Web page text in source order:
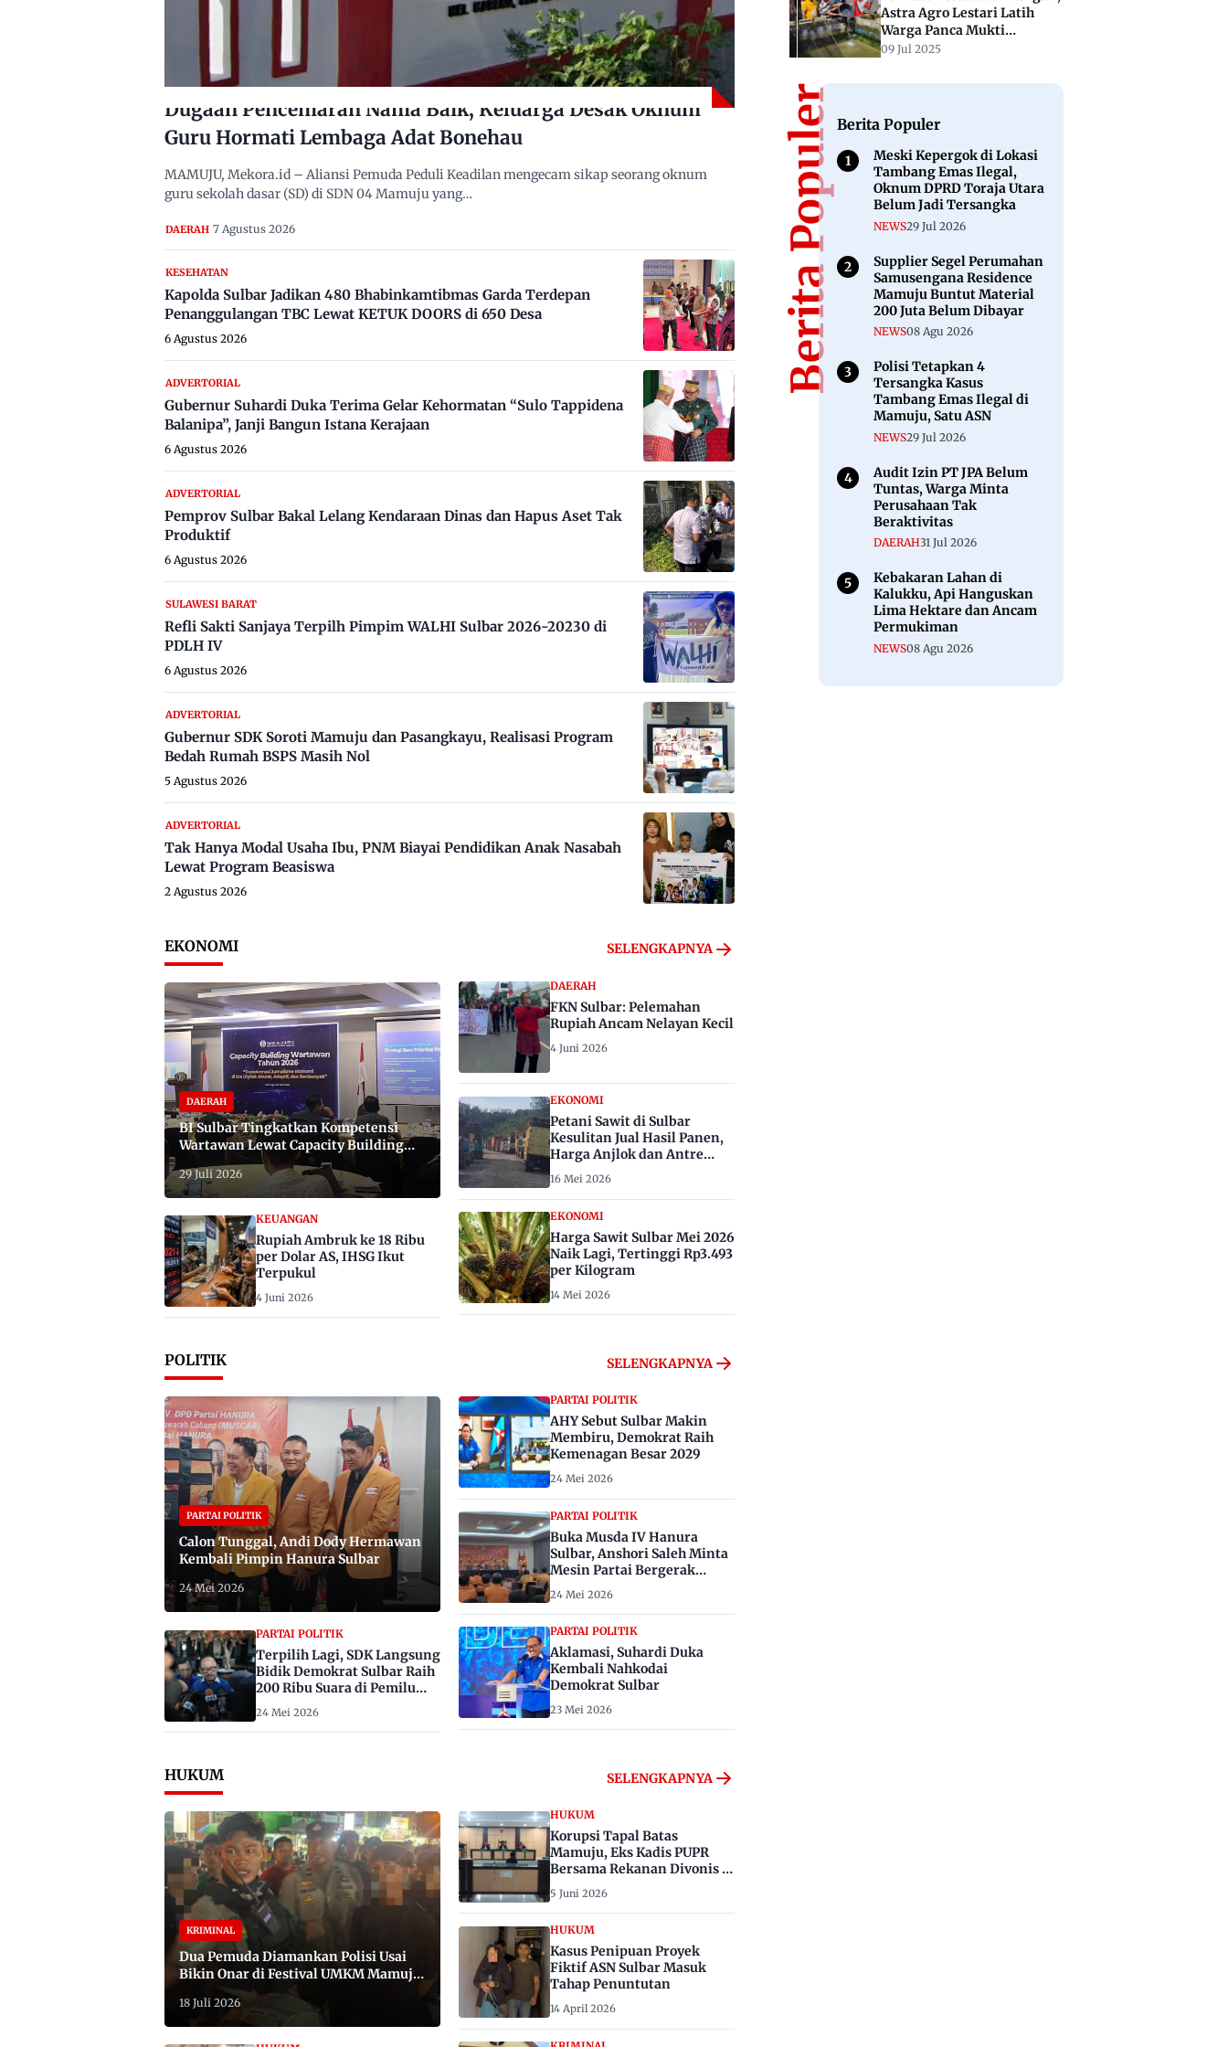
Dugaan Pencemaran Nama Baik, Keluarga Desak Oknum
Guru Hormati Lembaga Adat Bonehau
MAMUJU, Mekora.id – Aliansi Pemuda Peduli Keadilan mengecam sikap seorang oknum
guru sekolah dasar (SD) di SDN 04 Mamuju yang…
DAERAH 7 Agustus 2026
KESEHATAN
Kapolda Sulbar Jadikan 480 Bhabinkamtibmas Garda Terdepan
Penanggulangan TBC Lewat KETUK DOORS di 650 Desa
6 Agustus 2026
ADVERTORIAL
Gubernur Suhardi Duka Terima Gelar Kehormatan “Sulo Tappidena
Balanipa”, Janji Bangun Istana Kerajaan
6 Agustus 2026
ADVERTORIAL
Pemprov Sulbar Bakal Lelang Kendaraan Dinas dan Hapus Aset Tak
Produktif
6 Agustus 2026
SULAWESI BARAT
Refli Sakti Sanjaya Terpilh Pimpim WALHI Sulbar 2026-20230 di
PDLH IV
6 Agustus 2026
ADVERTORIAL
Gubernur SDK Soroti Mamuju dan Pasangkayu, Realisasi Program
Bedah Rumah BSPS Masih Nol
5 Agustus 2026
ADVERTORIAL
Tak Hanya Modal Usaha Ibu, PNM Biayai Pendidikan Anak Nasabah
Lewat Program Beasiswa
2 Agustus 2026
EKONOMI SELENGKAPNYA
DAERAH
BI Sulbar Tingkatkan Kompetensi
Wartawan Lewat Capacity Building
2026
29 Juli 2026
KEUANGAN
Rupiah Ambruk ke 18 Ribu
per Dolar AS, IHSG Ikut
Terpukul
4 Juni 2026
DAERAH
FKN Sulbar: Pelemahan
Rupiah Ancam Nelayan Kecil
4 Juni 2026
EKONOMI
Petani Sawit di Sulbar
Kesulitan Jual Hasil Panen,
Harga Anjlok dan Antre
Berhari-hari
16 Mei 2026
EKONOMI
Harga Sawit Sulbar Mei 2026
Naik Lagi, Tertinggi Rp3.493
per Kilogram
14 Mei 2026
POLITIK SELENGKAPNYA
PARTAI POLITIK
Calon Tunggal, Andi Dody Hermawan
Kembali Pimpin Hanura Sulbar
24 Mei 2026
PARTAI POLITIK
Terpilih Lagi, SDK Langsung
Bidik Demokrat Sulbar Raih
200 Ribu Suara di Pemilu
2029
24 Mei 2026
PARTAI POLITIK
AHY Sebut Sulbar Makin
Membiru, Demokrat Raih
Kemenagan Besar 2029
24 Mei 2026
PARTAI POLITIK
Buka Musda IV Hanura
Sulbar, Anshori Saleh Minta
Mesin Partai Bergerak
Menangkan Pemilu 2029
24 Mei 2026
PARTAI POLITIK
Aklamasi, Suhardi Duka
Kembali Nahkodai
Demokrat Sulbar
23 Mei 2026
HUKUM SELENGKAPNYA
KRIMINAL
Dua Pemuda Diamankan Polisi Usai
Bikin Onar di Festival UMKM Mamuju,
Satu Bawa Badik
18 Juli 2026
HUKUM
Korupsi Tapal Batas
Mamuju, Eks Kadis PUPR
Bersama Rekanan Divonis 6
dan 8 Tahun Penjara
5 Juni 2026
HUKUM
Kasus Penipuan Proyek
Fiktif ASN Sulbar Masuk
Tahap Penuntutan
14 April 2026
Astra Agro Lestari Latih
Warga Panca Mukti
Donggala dengan Budidaya
09 Jul 2025
Berita PopulerBerita Populer
Meski Kepergok di Lokasi
Tambang Emas Ilegal,
Oknum DPRD Toraja Utara
Belum Jadi Tersangka
NEWS29 Jul 2026
Supplier Segel Perumahan
Samusengana Residence
Mamuju Buntut Material
200 Juta Belum Dibayar
NEWS08 Agu 2026
Polisi Tetapkan 4
Tersangka Kasus
Tambang Emas Ilegal di
Mamuju, Satu ASN
NEWS29 Jul 2026
Audit Izin PT JPA Belum
Tuntas, Warga Minta
Perusahaan Tak
Beraktivitas
DAERAH31 Jul 2026
Kebakaran Lahan di
Kalukku, Api Hanguskan
Lima Hektare dan Ancam
Permukiman
NEWS08 Agu 2026